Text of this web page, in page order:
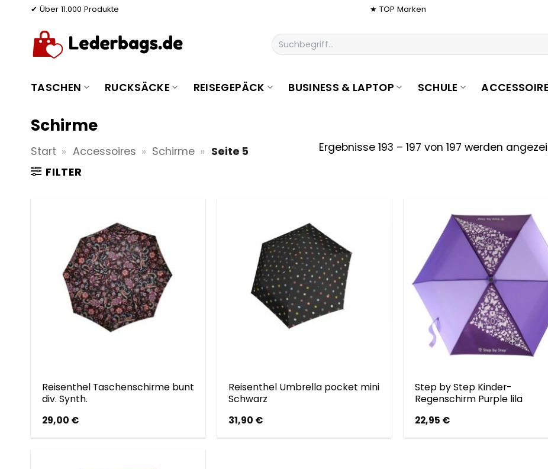
springen
✔ Über 11.000 Produkte ★ TOP Marken
Suchen
nach:
TASCHEN RUCKSÄCKE REISEGEPÄCK BUSINESS & LAPTOP SCHULE
Schirme
Start » Accessoires » Schirme » Seite 5
FILTER
Ergebnisse 193 – 197 von 197 werden
Reisenthel Taschenschirme bunt
div. Synth.
29,00 €
Reisenthel Umbrella pocket mini
Schwarz
31,90 €
Step by Step Kinder-
Regenschirm Purple lila
22,95 €